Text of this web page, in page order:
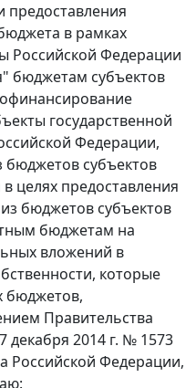
предоставления
в рамках
Российской Федерации
бюджетам субъектов
государственной
Федерации,
бюджетов субъектов
целях предоставления
бюджетов субъектов
бюджетам на
вложений в
которые
бюджетов,
Правительства
декабря 2014 г. № 1573
Российской Федерации,